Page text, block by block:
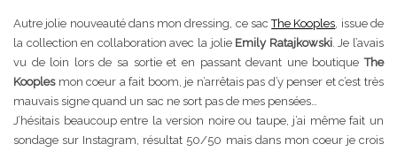
Autre jolie nouveauté dans mon dressing, ce sacThe Kooples, issue de
la collection en collaboration avec la jolie Emily Ratajkowski. Je l’avais
vu de loin lors de sa sortie et en passant devant une boutiqueThe
Kooplesmon coeur a fait boom, je n’arrêtais pas d’y penser et c’est très
mauvais signe quand un sac ne sort pas de mes pensées…
J’hésitais beaucoup entre la version noire ou taupe, j’ai même fait un
sondage sur Instagram, résultat 50/50 mais dans mon coeur je crois